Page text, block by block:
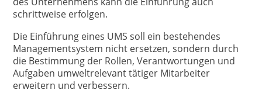
schrittweise erfolgen.
Die Einführung eines UMS soll ein bestehendes
Managementsystem nicht ersetzen, sondern durch
die Bestimmung der Rollen, Verantwortungen und
Aufgaben umweltrelevant tätiger Mitarbeiter
erweitern und verbessern.